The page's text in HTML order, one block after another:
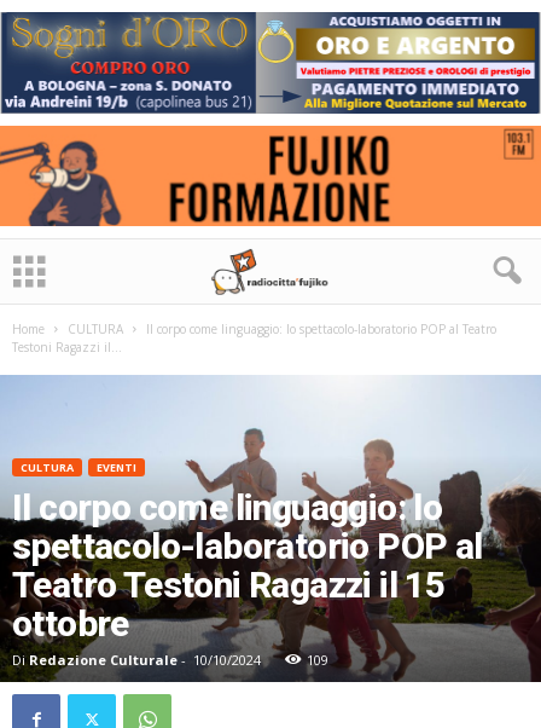
Home CULTURA
Il corpo come linguaggio: lo spettacolo-laboratorio POP al Teatro
Testoni Ragazzi il...
CULTURA EVENTI
Il corpo come linguaggio: lo
spettacolo-laboratorio POP al
Teatro Testoni Ragazzi il 15
ottobre
Di Redazione Culturale- 10/10/2024 109